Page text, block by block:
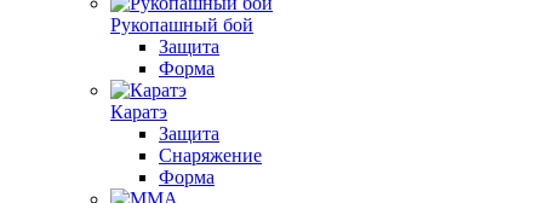
Рукопашный бой
Защита
Форма
Каратэ
Защита
Снаряжение
Форма